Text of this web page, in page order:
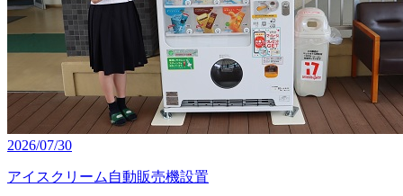
2026/07/30
アイスクリーム自動販売機設置